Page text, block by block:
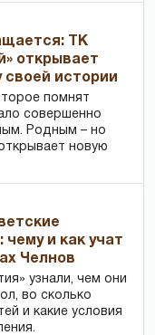
ТК
открывает
своей истории
помнят
совершенно
Родным – но
новую
чему и как учат
Челнов
узнали, чем они
во сколько
и какие условия